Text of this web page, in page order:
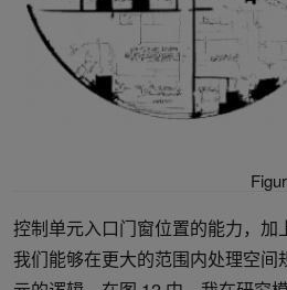
控制单元入口门窗位置的能力，加
我们能够在更大的范围内处理空间